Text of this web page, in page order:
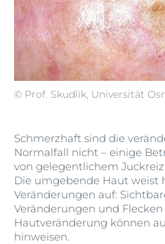
© Prof. Skudlik, Universität
Schmerzhaft sind die
Normalfall nicht – einige
von gelegentlichem
Die umgebende Haut weist
Veränderungen auf:
Veränderungen und
Hautveränderung können
hinweisen.